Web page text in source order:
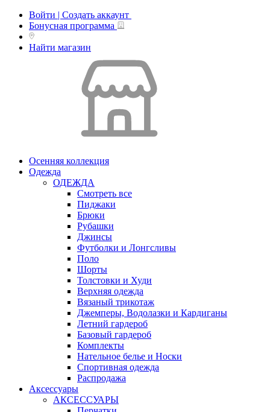
Войти | Создать аккаунт
Бонусная программа
Найти магазин
Осенняя коллекция
Одежда
ОДЕЖДА
Смотреть все
Пиджаки
Брюки
Рубашки
Джинсы
Футболки и Лонгсливы
Поло
Шорты
Толстовки и Худи
Верхняя одежда
Вязаный трикотаж
Джемперы, Водолазки и Кардиганы
Летний гардероб
Базовый гардероб
Комплекты
Нательное белье и Носки
Спортивная одежда
Распродажа
Аксессуары
АКСЕССУАРЫ